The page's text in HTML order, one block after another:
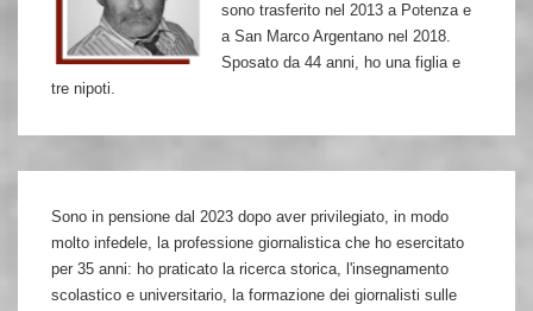
sono trasferito nel 2013 a Potenza e
a San Marco Argentano nel 2018.
Sposato da 44 anni, ho una figlia e
tre nipoti.
Sono in pensione dal 2023 dopo aver privilegiato, in modo
molto infedele, la professione giornalistica che ho esercitato
per 35 anni: ho praticato la ricerca storica, l'insegnamento
scolastico e universitario, la formazione dei giornalisti sulle